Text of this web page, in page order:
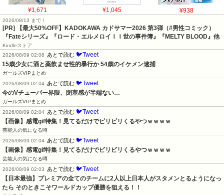
¥1,671 ¥1,045 ¥938
2026/08/13 まで！
[PR]
【最大50%OFF】KADOKAWA カドサマー2026 第3弾（#男性コミック）
『Fateシリーズ』『ロード・エルメロイＩＩ世の事件簿』『MELTY BLOOD』他
Kindleストア
2026/08/09 02:08
あとで読む 🐦Tweet
15歳少女に酒と薬飲ませ性的暴行か 54歳のイケメン逮捕
ガールズVIPまとめ
2026/08/09 02:04 あとで読む 🐦Tweet
今のVチューバー界隈、閉塞感が半端ない…
ガールズVIPまとめ
2026/08/09 02:04 あとで読む 🐦Tweet
【画像】感電gif特集！見てるだけでビリビリくるやつｗｗｗｗ
芸能人の気になる噂
2026/08/09 02:04 あとで読む 🐦Tweet
【画像】感電gif特集！見てるだけでビリビリくるやつｗｗｗｗ
芸能人の気になる噂
2026/08/09 02:03
あとで読む 🐦Tweet
【日本最強】プレミアの全てのチームに2人以上日本人がスタメンとるようになっ
たら そのときこそワールドカップ優勝を狙える！！